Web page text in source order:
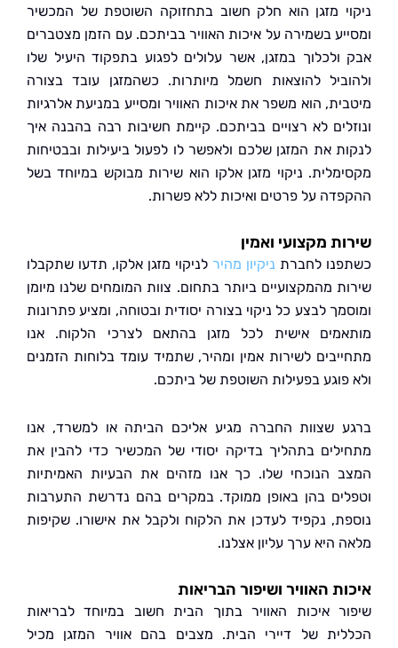
מזגן הוא חלק חשוב בתחזוקה השוטפת של המכשיר
בשמירה על איכות האוויר בביתכם. עם הזמן מצטברים
במזגן, אשר עלולים לפגוע בתפקוד היעיל שלו
להוצאות חשמל מיותרות. כשהמזגן עובד בצורה
הוא משפר את איכות האוויר ומסייע במניעת אלרגיות
לא רצויים בביתכם. קיימת חשיבות רבה בהבנה איך
את המזגן שלכם ולאפשר לו לפעול ביעילות ובבטיחות
ניקוי מזגן אלקו הוא שירות מבוקש במיוחד בשל
על פרטים ואיכות ללא פשרות.
מקצועי ואמין
לחברת ניקיון מהירלניקוי מזגן אלקו, תדעו שתקבלו
מהמקצועיים ביותר בתחום. צוות המומחים שלנו מיומן
לבצע כל ניקוי בצורה יסודית ובטוחה, ומציע פתרונות
אישית לכל מזגן בהתאם לצרכי הלקוח. אנו
לשירות אמין ומהיר, שתמיד עומד בלוחות הזמנים
בפעילות השוטפת של ביתכם.
שצוות החברה מגיע אליכם הביתה או למשרד, אנו
בתהליך בדיקה יסודי של המכשיר כדי להבין את
הנוכחי שלו. כך אנו מזהים את הבעיות האמיתיות
בהן באופן ממוקד. במקרים בהם נדרשת התערבות
נקפיד לעדכן את הלקוח ולקבל את אישורו. שקיפות
היא ערך עליון אצלנו.
האוויר ושיפור הבריאות
איכות האוויר בתוך הבית חשוב במיוחד לבריאות
של דיירי הבית. מצבים בהם אוויר המזגן מכיל